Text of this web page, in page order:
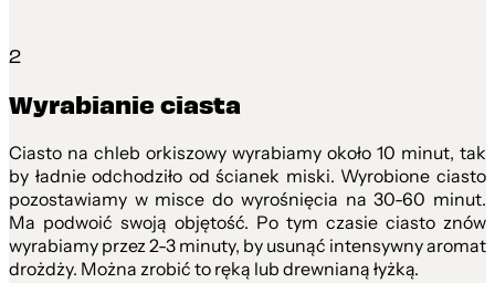
2
Wyrabianie ciasta
Ciasto na chleb orkiszowy wyrabiamy około 10 minut, tak
by ładnie odchodziło od ścianek miski. Wyrobione ciasto
pozostawiamy w misce do wyrośnięcia na 30-60 minut.
Ma podwoić swoją objętość. Po tym czasie ciasto znów
wyrabiamy przez 2-3 minuty, by usunąć intensywny aromat
drożdży. Można zrobić to ręką lub drewnianą łyżką.